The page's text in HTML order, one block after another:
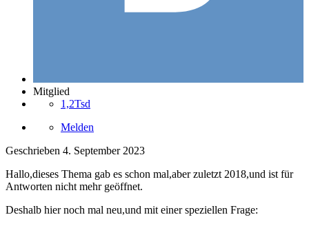
Mitglied
1,2Tsd
Melden
Geschrieben 4. September 2023
Hallo,dieses Thema gab es schon mal,aber zuletzt 2018,und ist für
Antworten nicht mehr geöffnet.
Deshalb hier noch mal neu,und mit einer speziellen Frage: